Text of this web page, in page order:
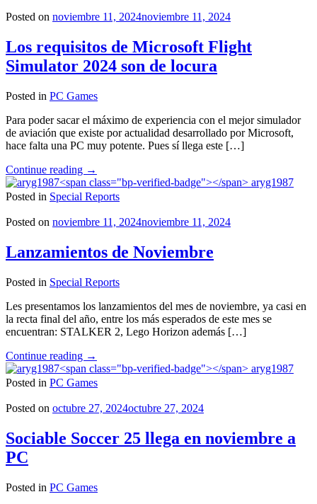
crackeado"
Posted on noviembre 11, 2024noviembre 11, 2024
Los requisitos de Microsoft Flight
Simulator 2024 son de locura
Posted in PC Games
Para poder sacar el máximo de experiencia con el mejor simulador
de aviación que existe por actualidad desarrollado por Microsoft,
hace falta una PC muy potente. Pues sí llega este […]
Continue reading "Los
requisitos
de
Flight
2024
son
locura"
→
aryg1987
Posted in Special Reports
Posted on noviembre 11, 2024noviembre 11, 2024
Lanzamientos de Noviembre
Posted in Special Reports
Les presentamos los lanzamientos del mes de noviembre, ya casi en
la recta final del año, entre los más esperados de este mes se
encuentran: STALKER 2, Lego Horizon además […]
Continue reading "Lanzamientos
de
Noviembre"
→
aryg1987
Posted in PC Games
Posted on octubre 27, 2024octubre 27, 2024
Sociable Soccer 25 llega en noviembre a
PC
Posted in PC Games